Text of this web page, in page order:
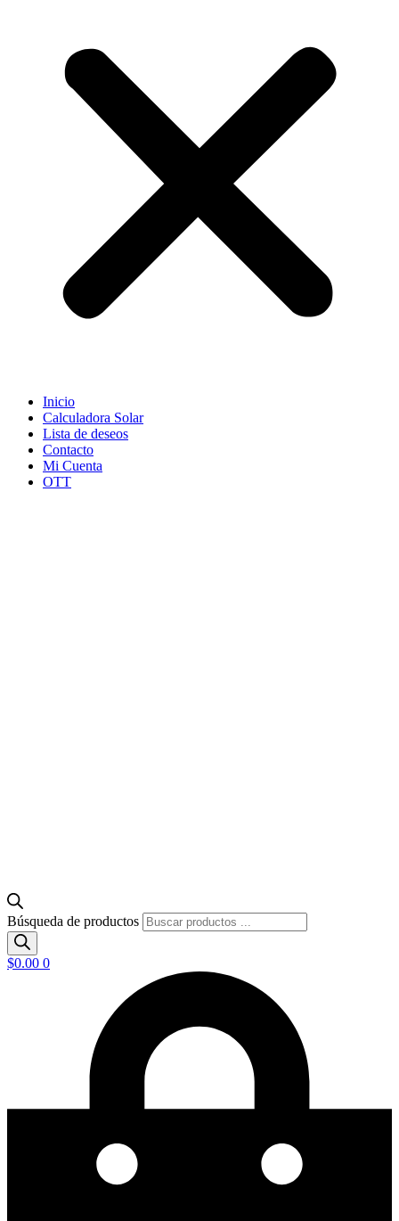
Inicio
Calculadora Solar
Lista de deseos
Contacto
Mi Cuenta
OTT
Búsqueda de productos
$0.00 0